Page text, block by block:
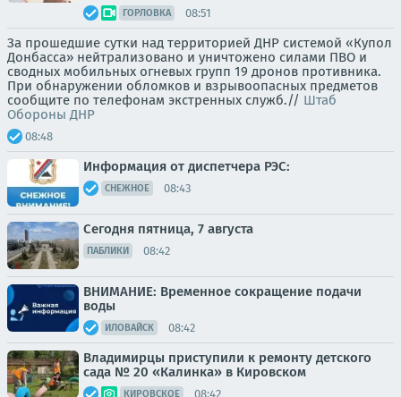
ГОРЛОВКА 08:51
За прошедшие сутки над территорией ДНР системой «Купол
Донбасса» нейтрализовано и уничтожено силами ПВО и
сводных мобильных огневых групп 19 дронов противника.
При обнаружении обломков и взрывоопасных предметов
сообщите по телефонам экстренных служб.// Штаб
Обороны ДНР
08:48
Информация от диспетчера РЭС:
СНЕЖНОЕ 08:43
Сегодня пятница, 7 августа
ПАБЛИКИ 08:42
ВНИМАНИЕ: Временное сокращение подачи
воды
ИЛОВАЙСК 08:42
Владимирцы приступили к ремонту детского
сада № 20 «Калинка» в Кировском
КИРОВСКОЕ 08:42